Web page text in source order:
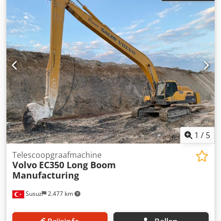
graafprestaties bij toepassingen in rots, steen, groeves en
op bouwplaatsen. Technische gegevens: Machinemodel:
Volvo EC350 Cedpszivllofx Apborf Baktype: Rotsbak Inhoud:
1,90 m³ Snijkant lengte: 1650 mm Toepassing: Groeve,
mijnbouw, rotsontginning, zware bouwtoepassingen Galen
Group produceert hoogwaardige aanbouwdelen voor
graafmachines en wielladers met meer dan 20 jaar
ervaring. Maatwerk bakproductie mogelijk op basis van
machine, materiaaltype en werkomstandigheden. Neem
contact met ons op voor prijs, levertijd en technische
details.
1 / 5
Susuz 2.477 km
Telescoopgraafmachine
Volvo EC350 Long Boom
Manufacturing